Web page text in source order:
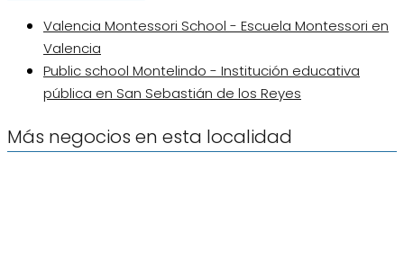
Valencia Montessori School - Escuela Montessori en
Valencia
Public school Montelindo - Institución educativa
pública en San Sebastián de los Reyes
Más negocios en esta localidad